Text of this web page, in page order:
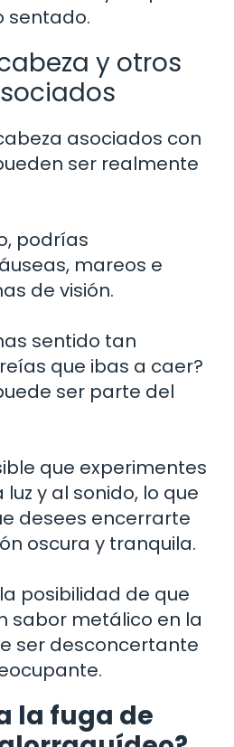
sentado.
y otros
asociados con
ser realmente
podrías
mareos e
de visión.
sentido tan
que ibas a caer?
ser parte del
que experimentes
y al sonido, lo que
desees encerrarte
oscura y tranquila.
posibilidad de que
sabor metálico en la
ser desconcertante
la fuga de